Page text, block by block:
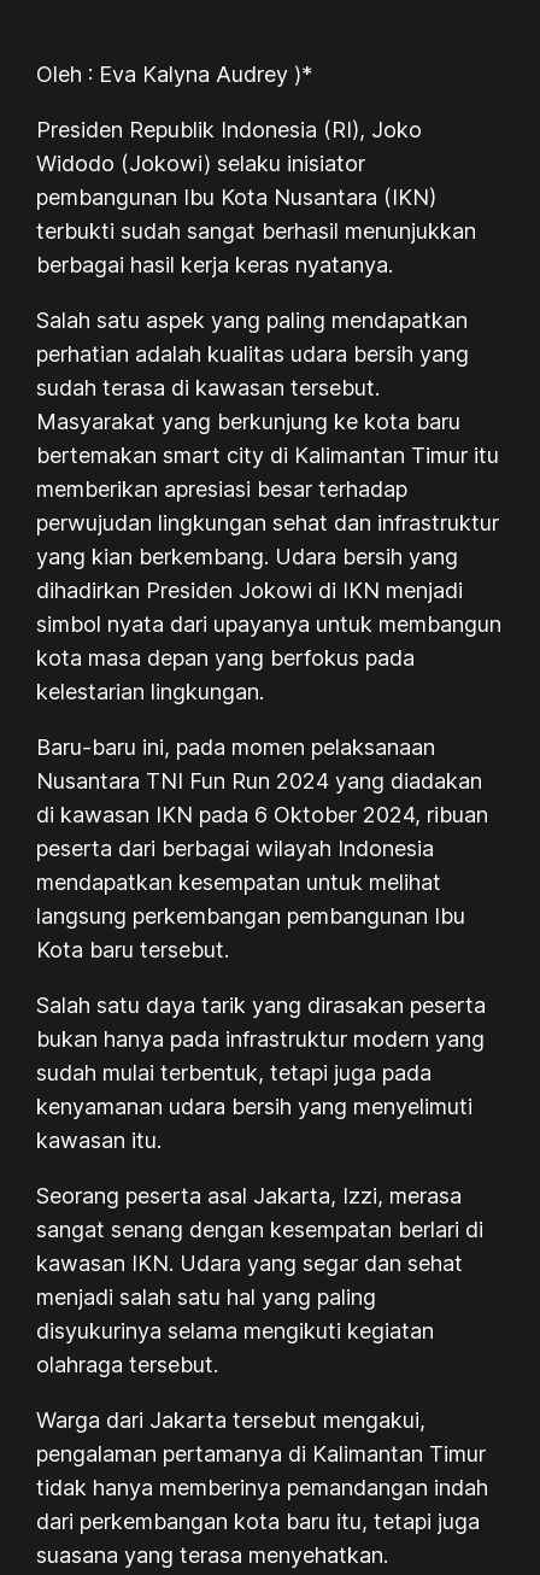
Oleh : Eva Kalyna Audrey )*
Presiden Republik Indonesia (RI), Joko
Widodo (Jokowi) selaku inisiator
pembangunan Ibu Kota Nusantara (IKN)
terbukti sudah sangat berhasil menunjukkan
berbagai hasil kerja keras nyatanya.
Salah satu aspek yang paling mendapatkan
perhatian adalah kualitas udara bersih yang
sudah terasa di kawasan tersebut.
Masyarakat yang berkunjung ke kota baru
bertemakansmart city di Kalimantan Timur itu
memberikan apresiasi besar terhadap
perwujudan lingkungan sehat dan infrastruktur
yang kian berkembang. Udara bersih yang
dihadirkan Presiden Jokowi di IKN menjadi
simbol nyata dari upayanya untuk membangun
kota masa depan yang berfokus pada
kelestarian lingkungan.
Baru-baru ini, pada momen pelaksanaan
Nusantara TNI Fun Run 2024 yang diadakan
di kawasan IKN pada 6 Oktober 2024, ribuan
peserta dari berbagai wilayah Indonesia
mendapatkan kesempatan untuk melihat
langsung perkembangan pembangunan Ibu
Kota baru tersebut.
Salah satu daya tarik yang dirasakan peserta
bukan hanya pada infrastruktur modern yang
sudah mulai terbentuk, tetapi juga pada
kenyamanan udara bersih yang menyelimuti
kawasan itu.
Seorang peserta asal Jakarta, Izzi, merasa
sangat senang dengan kesempatan berlari di
kawasan IKN. Udara yang segar dan sehat
menjadi salah satu hal yang paling
disyukurinya selama mengikuti kegiatan
olahraga tersebut.
Warga dari Jakarta tersebut mengakui,
pengalaman pertamanya di Kalimantan Timur
tidak hanya memberinya pemandangan indah
dari perkembangan kota baru itu, tetapi juga
suasana yang terasa menyehatkan.